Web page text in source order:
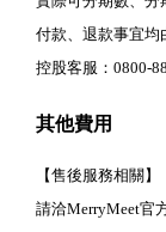
付款、退款事宜均
控股客服：0800-
其他費用
【售後服務相關】
請洽MerryMeet官